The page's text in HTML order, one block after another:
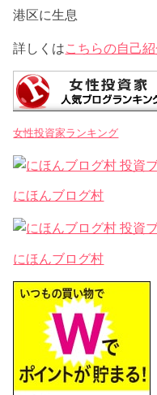
港区に生息
詳しくはこちらの自己
女性投資家ランキング
にほんブログ村
にほんブログ村